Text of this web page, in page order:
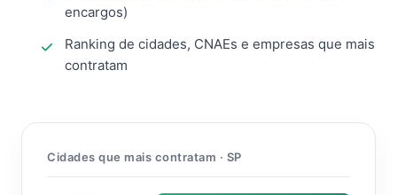
encargos)
Ranking de cidades, CNAEs e empresas que mais
contratam
Cidades que mais contratam · SP